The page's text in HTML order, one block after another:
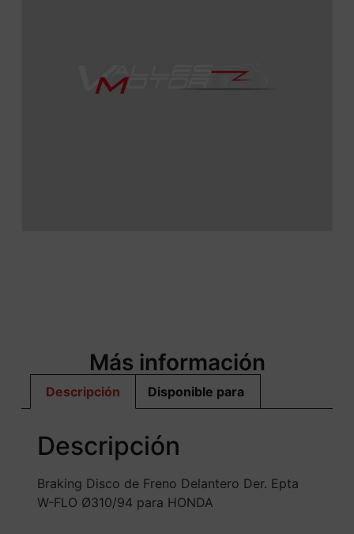
Más información
Descripción Disponible para
Descripción
Braking Disco de Freno Delantero Der. Epta
W-FLO Ø310/94 para HONDA